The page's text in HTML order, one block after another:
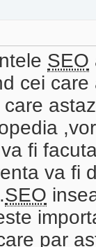
SEO
cei
fi
va fi
SEO
par